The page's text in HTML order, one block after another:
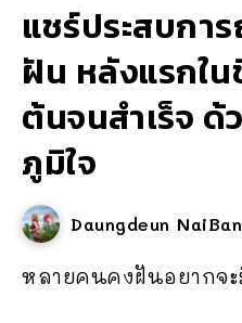
แชร์ประสบกา
ฝัน หลังแรกใ
ต้นจนสำเร็จ ด้
ภูมิใจ
Daungdeun
หลายคนคงฝันอยากจ